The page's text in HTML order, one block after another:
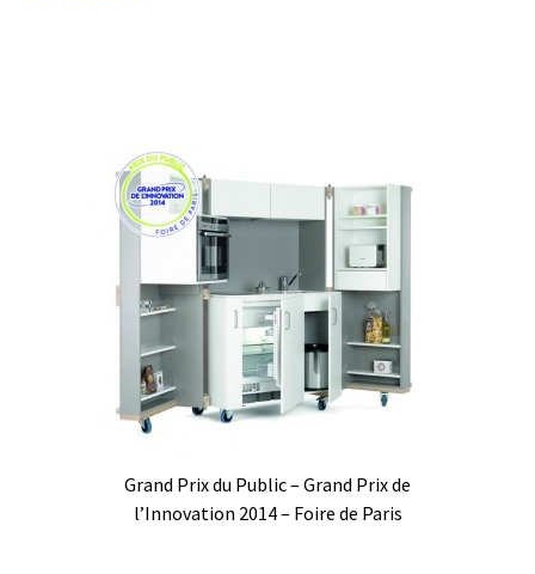
Grand Prix du Public – Grand Prix de
l’Innovation 2014 – Foire de Paris